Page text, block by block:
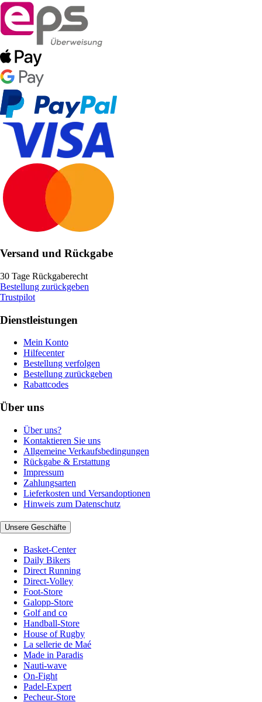
Versand und Rückgabe
30 Tage Rückgaberecht
Bestellung zurückgeben
Trustpilot
Dienstleistungen
Mein Konto
Hilfecenter
Bestellung verfolgen
Bestellung zurückgeben
Rabattcodes
Über uns
Über uns?
Kontaktieren Sie uns
Allgemeine Verkaufsbedingungen
Rückgabe & Erstattung
Impressum
Zahlungsarten
Lieferkosten und Versandoptionen
Hinweis zum Datenschutz
Unsere Geschäfte
Basket-Center
Daily Bikers
Direct Running
Direct-Volley
Foot-Store
Galopp-Store
Golf and co
Handball-Store
House of Rugby
La sellerie de Maé
Made in Paradis
Nauti-wave
On-Fight
Padel-Expert
Pecheur-Store